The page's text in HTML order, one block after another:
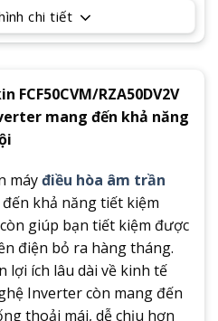
RZA50DV2V
mang đến khả năng
máyđiều hòa âm trần
khả năng tiết kiệm
giúp bạn tiết kiệm được
điện bỏ ra hàng tháng.
lợi ích lâu dài về kinh tế
Inverter còn mang đến
thoải mái, dễ chịu hơn
chi tiết